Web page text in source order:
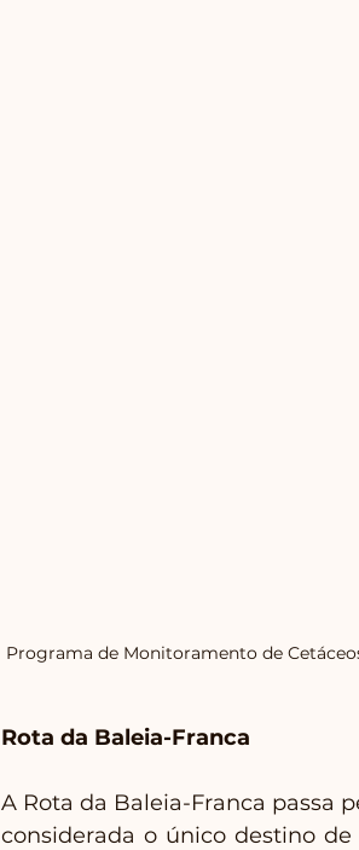
Programa de Monitoramento de
Rota da Baleia-Franca
A Rota da Baleia-Franca passa
considerada o único destino